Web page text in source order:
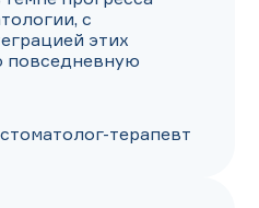
с
этих
повседневную
терапевт